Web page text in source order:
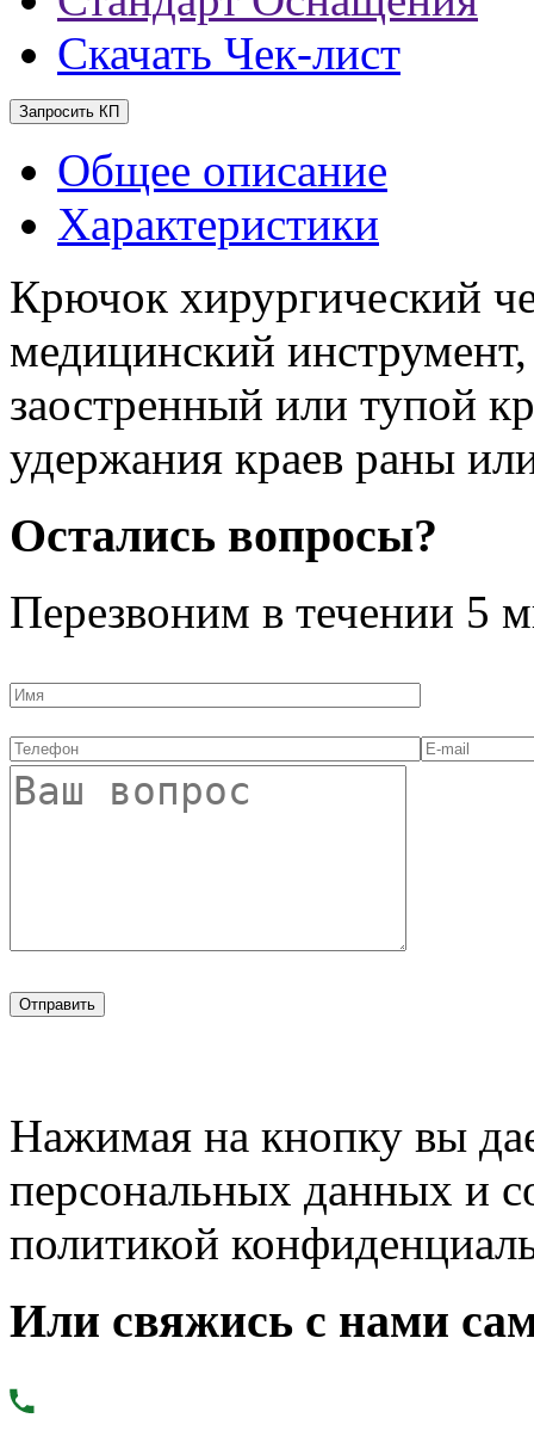
Скачать Чек-лист
Запросить КП
Общее описание
Характеристики
Крючок хирургический
медицинский
заостренный или тупой
удержания краев раны
Остались вопросы?
Перезвоним в течении 5
Нажимая на кнопку вы
персональных данных и
политикой
Или свяжись с нами